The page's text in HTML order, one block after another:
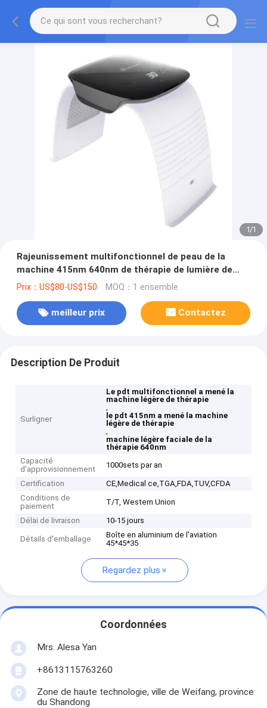
1/1
Rajeunissement multifonctionnel de peau de la
machine 415nm 640nm de thérapie de lumière de
PDT LED
Prix：US$80-US$150 MOQ：1 ensemble
meilleur prix Contactez
Description De Produit
Surligner
Le pdt multifonctionnel a mené la
machine légère de thérapie
,
le pdt 415nm a mené la machine
légère de thérapie
,
machine légère faciale de la
thérapie 640nm
Capacité
d'approvisionnement
1000sets par an
Certification
CE,Medical ce,TGA,FDA,TUV,CFDA
Conditions de
paiement
T/T, Western Union
Délai de livraison 10-15 jours
Détails d'emballage
Boîte en aluminium de l'aviation
45*45*35
Regardez plus
Coordonnées
Mrs. Alesa Yan
+8613115763260
Zone de haute technologie, ville de Weifang, province
du Shandong